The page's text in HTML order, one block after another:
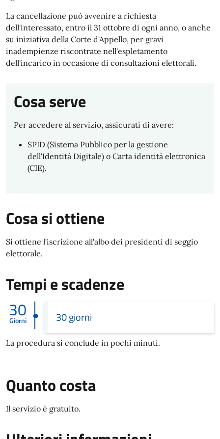
La cancellazione può avvenire a richiesta
dell'interessato, entro il 31 ottobre di ogni anno, o anche
su iniziativa della Corte d'Appello, per gravi
inadempienze riscontrate nell'espletamento
dell'incarico in occasione di consultazioni elettorali.
Cosa serve
Per accedere al servizio, assicurati di avere:
SPID (Sistema Pubblico per la gestione
dell'Identità Digitale) o Carta identità elettronica
(CIE).
Cosa si ottiene
Si ottiene l'iscrizione all'albo dei presidenti di seggio
elettorale.
Tempi e scadenze
30
Giorni 30 giorni
La procedura si conclude in pochi minuti.
Quanto costa
Il servizio è gratuito.